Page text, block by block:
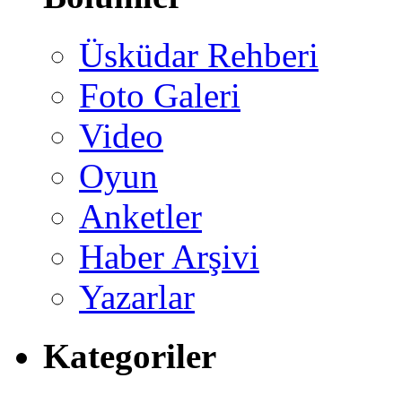
Üsküdar Rehberi
Foto Galeri
Video
Oyun
Anketler
Haber Arşivi
Yazarlar
Kategoriler